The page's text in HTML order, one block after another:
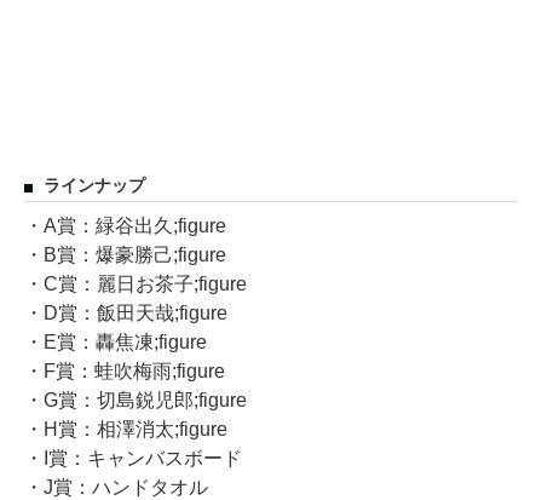
ラインナップ
・A賞：緑谷出久;figure
・B賞：爆豪勝己;figure
・C賞：麗日お茶子;figure
・D賞：飯田天哉;figure
・E賞：轟焦凍;figure
・F賞：蛙吹梅雨;figure
・G賞：切島鋭児郎;figure
・H賞：相澤消太;figure
・I賞：キャンバスボード
・J賞：ハンドタオル